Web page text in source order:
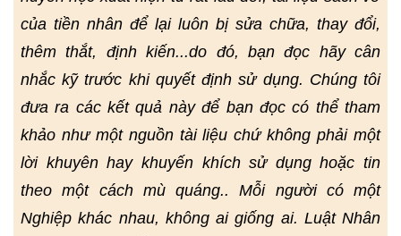
của tiền nhân để lại luôn bị sửa chữa, thay đổi,
thêm thắt, định kiến...do đó, bạn đọc hãy cân
nhắc kỹ trước khi quyết định sử dụng. Chúng tôi
đưa ra các kết quả này để bạn đọc có thể tham
khảo như một nguồn tài liệu chứ không phải một
lời khuyên hay khuyến khích sử dụng hoặc tin
theo một cách mù quáng.. Mỗi người có một
Nghiệp khác nhau, không ai giống ai. Luật Nhân